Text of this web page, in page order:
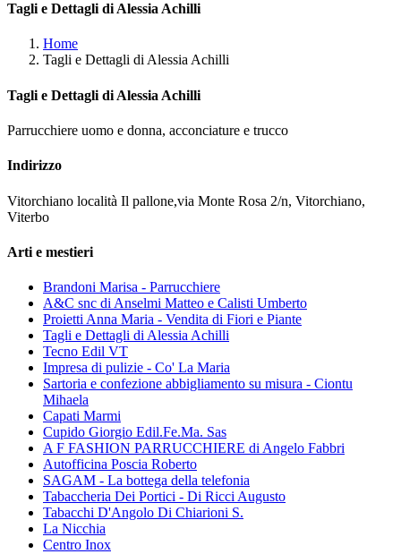
Tagli e Dettagli di Alessia Achilli
Home
Tagli e Dettagli di Alessia Achilli
Tagli e Dettagli di Alessia Achilli
Parrucchiere uomo e donna, acconciature e trucco
Indirizzo
Vitorchiano località Il pallone,via Monte Rosa 2/n, Vitorchiano,
Viterbo
Arti e mestieri
Brandoni Marisa - Parrucchiere
A&C snc di Anselmi Matteo e Calisti Umberto
Proietti Anna Maria - Vendita di Fiori e Piante
Tagli e Dettagli di Alessia Achilli
Tecno Edil VT
Impresa di pulizie - Co' La Maria
Sartoria e confezione abbigliamento su misura - Ciontu
Mihaela
Capati Marmi
Cupido Giorgio Edil.Fe.Ma. Sas
A F FASHION PARRUCCHIERE di Angelo Fabbri
Autofficina Poscia Roberto
SAGAM - La bottega della telefonia
Tabaccheria Dei Portici - Di Ricci Augusto
Tabacchi D'Angolo Di Chiarioni S.
La Nicchia
Centro Inox